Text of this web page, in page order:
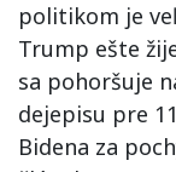
politikom je
Trump ešte
sa pohoršuje
dejepisu pre
Bidena za